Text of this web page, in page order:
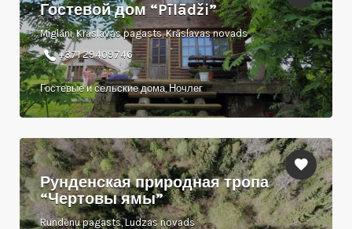
Гостевой дом “Pīlādži”
Miglāni, Krāslavas pagasts, Krāslavas novads
+371 29409746
Гостевые и сельские дома, Ночлег
Рунденская природная тропа
“Чертовы ямы”
Rundēnu pagasts, Ludzas novads